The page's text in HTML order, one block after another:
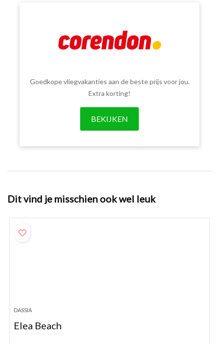
Goedkope vliegvakanties aan de beste prijs voor jou.
Extra korting!
BEKIJKEN
Dit vind je misschien ook wel leuk
DASSIA
Elea Beach